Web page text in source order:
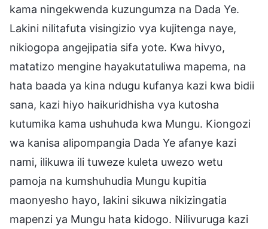
kama ningekwenda kuzungumza na Dada Ye.
Lakini nilitafuta visingizio vya kujitenga naye,
nikiogopa angejipatia sifa yote. Kwa hivyo,
matatizo mengine hayakutatuliwa mapema, na
hata baada ya kina ndugu kufanya kazi kwa bidii
sana, kazi hiyo haikuridhisha vya kutosha
kutumika kama ushuhuda kwa Mungu. Kiongozi
wa kanisa alipompangia Dada Ye afanye kazi
nami, ilikuwa ili tuweze kuleta uwezo wetu
pamoja na kumshuhudia Mungu kupitia
maonyesho hayo, lakini sikuwa nikizingatia
mapenzi ya Mungu hata kidogo. Nilivuruga kazi